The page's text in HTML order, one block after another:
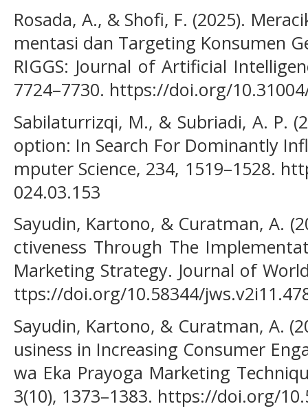
Rosada, A., & Shofi, F. (2025).
mentasi dan Targeting Konsumen
RIGGS: Journal of Artificial
7724–7730. https://doi.org/
Sabilaturrizqi, M., & Subriadi, A. P.
option: In Search For Dominantly
mputer Science, 234, 1519–1528.
024.03.153
Sayudin, Kartono, & Curatman, A.
ctiveness Through The
Marketing Strategy. Journal of
ttps://doi.org/10.58344/
Sayudin, Kartono, & Curatman, A.
usiness in Increasing Consumer
wa Eka Prayoga Marketing
3(10), 1373–1383. https://doi.org/